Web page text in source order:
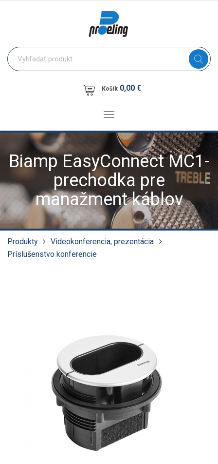
Košík 0,00 €
Toggle
Biamp EasyConnect MC1-
prechodka pre
manažment káblov
Produkty
Videokonferencia, prezentácia
Príslušenstvo konferencie